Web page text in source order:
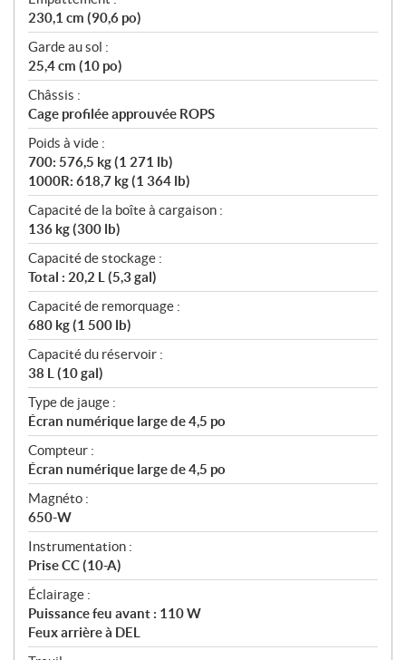
230,1 cm (90,6 po)
Garde au sol :
25,4 cm (10 po)
Châssis :
Cage profilée approuvée ROPS
Poids à vide :
700: 576,5 kg (1 271 lb)
1000R: 618,7 kg (1 364 lb)
Capacité de la boîte à cargaison :
136 kg (300 lb)
Capacité de stockage :
Total : 20,2 L (5,3 gal)
Capacité de remorquage :
680 kg (1 500 lb)
Capacité du réservoir :
38 L (10 gal)
Type de jauge :
Écran numérique large de 4,5 po
Compteur :
Écran numérique large de 4,5 po
Magnéto :
650-W
Instrumentation :
Prise CC (10-A)
Éclairage :
Puissance feu avant : 110 W
Feux arrière à DEL